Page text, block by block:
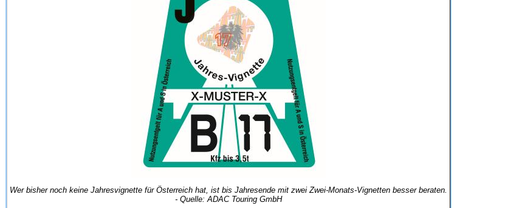
Wer bisher noch keine Jahresvignette für Österreich hat, ist bis Jahresende mit zwei Zwei-Monats-Vignetten besser beraten.
- Quelle: ADAC Touring GmbH